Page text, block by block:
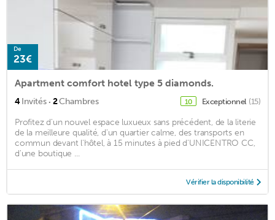
De
23€
Apartment comfort hotel type 5 diamonds.
4Invités · 2Chambres 10 Exceptionnel (15)
Profitez d'un nouvel espace luxueux sans précédent, de la literie
de la meilleure qualité, d'un quartier calme, des transports en
commun devant l'hôtel, à 15 minutes à pied d'UNICENTRO CC,
d'une boutique ...
Vérifier la disponibilité